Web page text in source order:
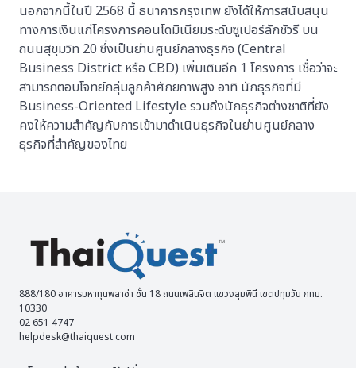
นอกจากนี้ในปี 2568 นี้ ธนาคารกรุงเทพ ยังได้ให้การสนับสนุน
ทางการเงินแก่โครงการคอนโดมิเนียมระดับซูเปอร์ลักชัวรี บน
ถนนสุขุมวิท 20 ซึ่งเป็นย่านศูนย์กลางธุรกิจ (Central
Business District หรือ CBD) เพิ่มเติมอีก 1 โครงการ เชื่อว่าจะ
สามารถตอบโจทย์กลุ่มลูกค้าศักยภาพสูง อาทิ นักธุรกิจที่มี
Business-Oriented Lifestyle รวมถึงนักธุรกิจต่างชาติที่ยัง
คงให้ความสำคัญกับการเข้ามาดำเนินธุรกิจในย่านศูนย์กลาง
ธุรกิจที่สำคัญของไทย
888/180 อาคารมหาทุนพลาซ่า ชั้น 18 ถนนเพลินจิต แขวงลุมพินี เขตปทุมวัน กทม.
10330
02 651 4747
helpdesk@thaiquest.com